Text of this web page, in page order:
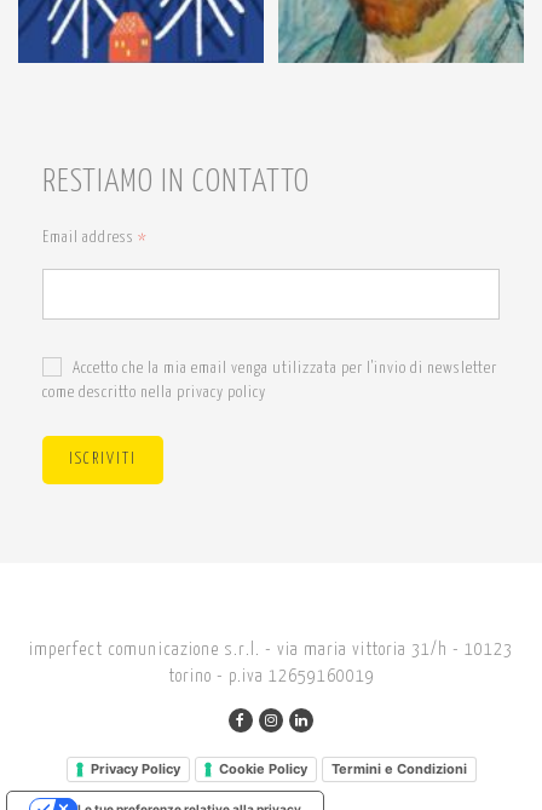
RESTIAMO IN CONTATTO
Email address *
Accetto che la mia email venga utilizzata per l'invio di newsletter
come descritto nella privacy policy
ISCRIVITI
imperfect comunicazione s.r.l. - via maria vittoria 31/h - 10123
torino - p.iva 12659160019
Privacy Policy Cookie Policy Termini e Condizioni